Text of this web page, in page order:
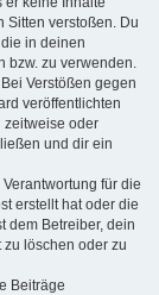
Sitten verstoßen. Du
in deinen
zu verwenden.
Verstößen gegen
veröffentlichten
zeitweise oder
und dir ein
für die
erstellt hat oder die
dem Betreiber, dein
löschen oder zu
Beiträge